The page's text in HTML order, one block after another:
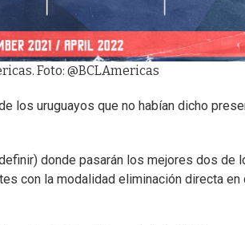
Foto: @BCLAmericas
los uruguayos que no habían dicho
donde pasarán los mejores dos de
con la modalidad eliminación directa